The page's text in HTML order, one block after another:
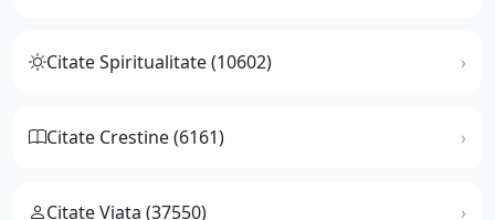
Citate Spiritualitate (10602)
Citate Crestine (6161)
Citate Viata (37550)